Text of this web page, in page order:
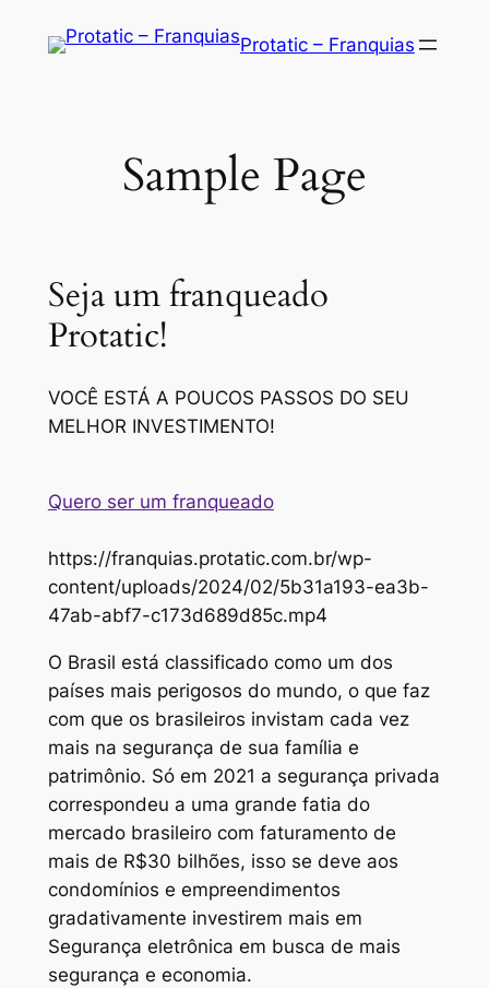
Protatic – Franquias
Sample Page
Seja um franqueado
Protatic!
VOCÊ ESTÁ A POUCOS PASSOS DO SEU
MELHOR INVESTIMENTO!
Quero ser um franqueado
https://franquias.protatic.com.br/wp-
content/uploads/2024/02/5b31a193-ea3b-
47ab-abf7-c173d689d85c.mp4
O Brasil está classificado como um dos
países mais perigosos do mundo, o que faz
com que os brasileiros invistam cada vez
mais na segurança de sua família e
patrimônio. Só em 2021 a segurança privada
correspondeu a uma grande fatia do
mercado brasileiro com faturamento de
mais de R$30 bilhões, isso se deve aos
condomínios e empreendimentos
gradativamente investirem mais em
Segurança eletrônica em busca de mais
segurança e economia.